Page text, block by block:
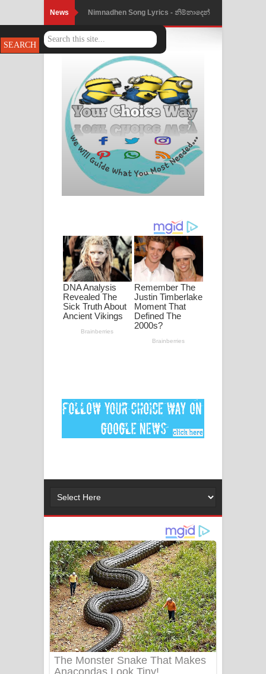
News Nimnadhen Song Lyrics - නිම්නාදෙන්
ගීතයේ පද පෙළ
Obamai Mage Adare Song Lyrics -
ඔබමයි මගේ ආදරේ ගීතයේ පද පෙළ
Pansal Gihin Song Lyrics - පන්සල් ගිහිං
ගීතයේ පද පෙළ
Ankeliya Song Lyrics - අංකෙළිය ගීතයේ
පද පෙළ
ගීතයේ පද පෙළ
MANAMALA KATHA Song Lyrics -
මනමාල කතා ගීතයේ පද පෙළ
Dai Dai Lyrics - Shakira, Burna Boy |
2026 football world cup song lyrics
Gemak Deela Song Lyrics - ගේමක් දීලා
ගීතයේ පද පෙළ
දුන් ආදරේ ගීතයේ පද පෙළ
Liyamuda Dan Anagathe Song Lyrics
- ලියමුද දැන් අනාගතේ ගීතයේ පද පෙළ
Doni Song Lyrics - දෝණි ගීතයේ පද
පෙළ
Benthara Palame Song Lyrics -